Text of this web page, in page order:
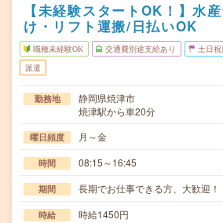
【未経験スタートOK！】水
け・リフト運搬/日払いOK
職種未経験OK 交通費別途支給あり 土日
派遣
勤務地
静岡県焼津市
焼津駅から車20分
曜日頻度 月～金
時間 08:15～16:45
期間 長期でお仕事できる方、大歓迎！
時給 時給1450円